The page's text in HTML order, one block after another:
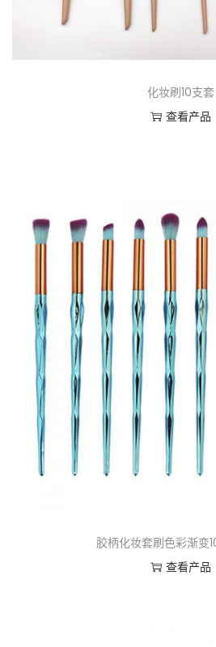
化妆刷10支套
查看产品
胶柄化妆套刷色彩渐变
查看产品